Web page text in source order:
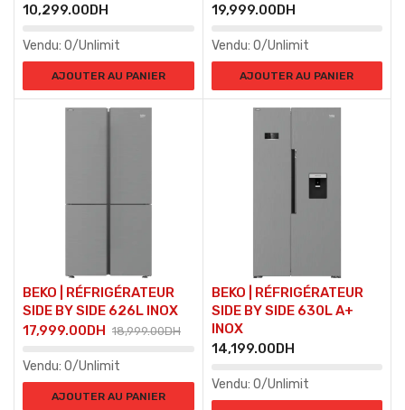
10,299.00DH
Vendu: 0/Unlimit
AJOUTER AU PANIER
19,999.00DH
Vendu: 0/Unlimit
AJOUTER AU PANIER
BEKO | RÉFRIGÉRATEUR
SIDE BY SIDE 626L INOX
18,999.00DH
17,999.00DH
Vendu: 0/Unlimit
AJOUTER AU PANIER
BEKO | RÉFRIGÉRATEUR
SIDE BY SIDE 630L A+
INOX
14,199.00DH
Vendu: 0/Unlimit